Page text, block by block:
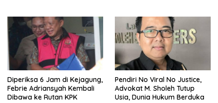
Diperiksa 6 Jam di Kejagung,
Febrie Adriansyah Kembali
Dibawa ke Rutan KPK
Pendiri No Viral No Justice,
Advokat M. Sholeh Tutup
Usia, Dunia Hukum Berduka